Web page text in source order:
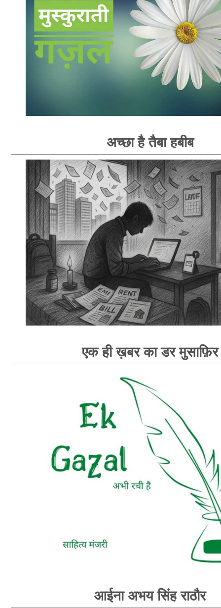
अच्छा है तैबा हबीब
एक ही ख़बर का डर मुसाफ़िर
आईना अभय सिंह राठौर